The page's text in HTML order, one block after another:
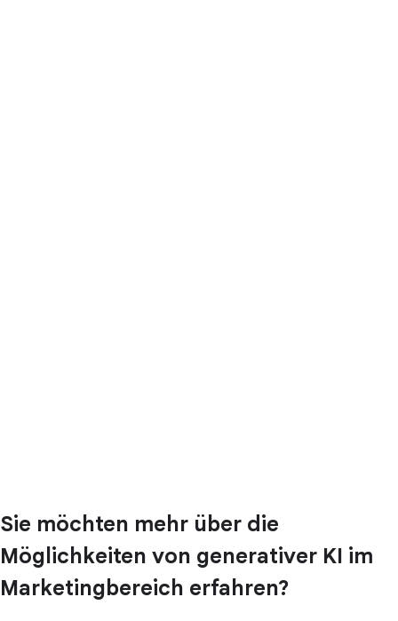
Sie möchten mehr über die
Möglichkeiten von generativer KI im
Marketingbereich erfahren?